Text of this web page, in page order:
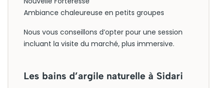
Ambiance chaleureuse en petits groupes
Nous vous conseillons d’opter pour une session
incluant la visite du marché, plus immersive.
Les bains d’argile naturelle à Sidari